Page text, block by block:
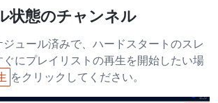
状態のチャンネル
ュール済みで、ハードスタートのスレ
ぐにプレイリストの再生を開始したい場
をクリックしてください。